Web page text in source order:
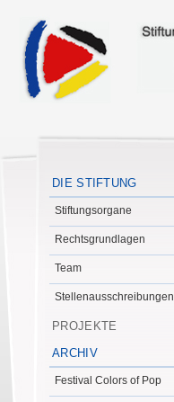
DIE STIFTUNG
Stiftungsorgane
Rechtsgrundlagen
Team
Stellenausschreibungen
PROJEKTE
ARCHIV
Festival Colors of Pop